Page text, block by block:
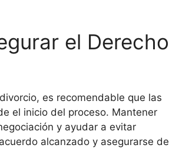
el Derecho
es recomendable que las
el inicio del proceso. Mantener
y ayudar a evitar
alcanzado y asegurarse de